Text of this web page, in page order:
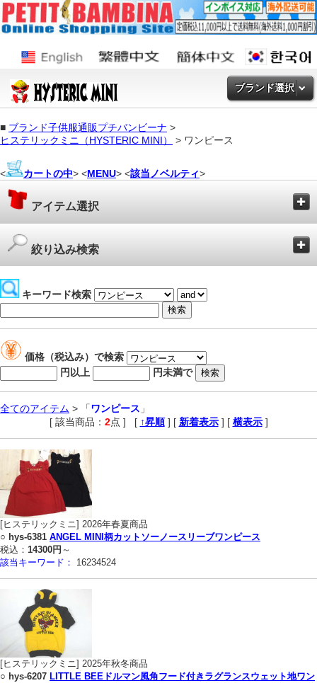
ブランド選択
■ ブランド子供服通販プチバンビーナ >
ヒステリックミニ（HYSTERIC MINI）
> ワンピース
< カートの中> <MENU> <該当ノベルティ>
アイテム選択
絞り込み検索
キーワード検索
価格（税込み）で検索
円以上
円未満で
全てのアイテム > 「ワンピース 」
[ 該当商品： 2点 ] [ ↑昇順 ] [ 新着表示 ] [ 横表示 ]
[ヒステリックミニ] 2026年春夏商品
○ hys-6381 ANGEL MINI柄カットソーノースリーブワンピース
税込： 14300円 ～
該当キーワード：
16234524
[ヒステリックミニ] 2025年秋冬商品
○ hys-6207 LITTLE BEEドルマン風角フード付きラグランスウェット地ワン